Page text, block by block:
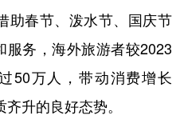
春节、泼水节、国庆节
务，海外旅游者较2023
50万人，带动消费增长
升的良好态势。